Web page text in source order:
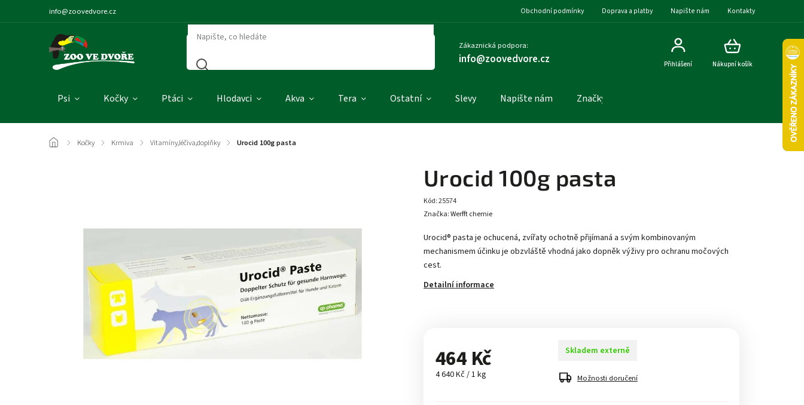
info@zoovedvore.cz Obchodní podmínky Doprava a platby Napište nám Kontakty
Zákaznická podpora:
info@zoovedvore.cz Nákupní košík
Přihlášení
Psi Kočky Ptáci Hlodavci Akva Tera Ostatní Slevy Napište nám Značky
/ Kočky / Krmiva / Vitamíny,léčiva,doplňky / Urocid 100g pasta
Urocid 100g pasta
Kód:25574
Urocid® pasta je ochucená, zvířaty ochotně přijímaná a svým kombinovaným
mechanismem účinku je obzvláště vhodná jako dopněk výživy pro ochranu močových
cest.
Detailní informace
Značka:Werfft chemie
464 Kč
4 640 Kč / 1 kg
Skladem externě
Možnosti doručení